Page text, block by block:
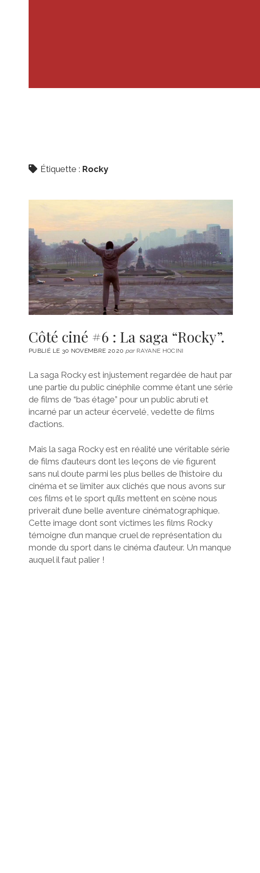
Étiquette : Rocky
Côté ciné #6 : La saga “Rocky”.
PUBLIÉ LE 30 NOVEMBRE 2020 parRAYANE HOCINI
La saga Rocky est injustement regardée de haut par
une partie du public cinéphile comme étant une série
de films de “bas étage” pour un public abruti et
incarné par un acteur écervelé, vedette de films
d’actions.
Mais la saga Rocky est en réalité une véritable série
de films d’auteurs dont les leçons de vie figurent
sans nul doute parmi les plus belles de l’histoire du
cinéma et se limiter aux clichés que nous avons sur
ces films et le sport qu’ils mettent en scène nous
priverait d’une belle aventure cinématographique.
Cette image dont sont victimes les films Rocky
témoigne d’un manque cruel de représentation du
monde du sport dans le cinéma d’auteur. Un manque
auquel il faut palier !